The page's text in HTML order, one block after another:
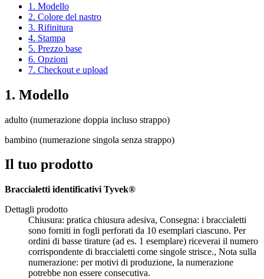
1. Modello
2. Colore del nastro
3. Rifinitura
4. Stampa
5. Prezzo base
6. Opzioni
7. Checkout e upload
1. Modello
adulto (numerazione doppia incluso strappo)
bambino (numerazione singola senza strappo)
Il tuo prodotto
Braccialetti identificativi Tyvek®
Dettagli prodotto
Chiusura: pratica chiusura adesiva, Consegna: i braccialetti
sono forniti in fogli perforati da 10 esemplari ciascuno. Per
ordini di basse tirature (ad es. 1 esemplare) riceverai il numero
corrispondente di braccialetti come singole strisce., Nota sulla
numerazione: per motivi di produzione, la numerazione
potrebbe non essere consecutiva.